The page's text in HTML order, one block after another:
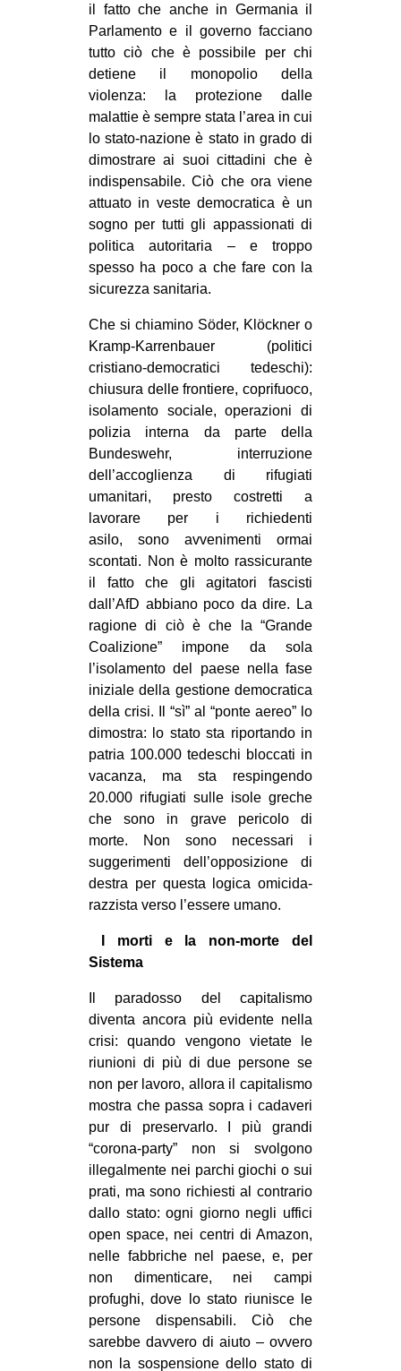
ARTE
CINEMA
MANIFESTI
MUSICA
RECENSIONI
INTERNAZIONALE
AFRICA
AMERICHE
EUROPA
MEDIO ORIENTE
MONDO
EVENTI
tw
bsky
ms
SEARCH
il fatto che anche in Germania il
Parlamento e il governo facciano
tutto ciò che è possibile per chi
detiene il monopolio della
violenza: la protezione dalle
malattie è sempre stata l’area in cui
lo stato-nazione è stato in grado di
dimostrare ai suoi cittadini che è
indispensabile. Ciò che ora viene
attuato in veste democratica è un
sogno per tutti gli appassionati di
politica autoritaria – e troppo
spesso ha poco a che fare con la
sicurezza sanitaria.
Che si chiamino Söder, Klöckner o
Kramp-Karrenbauer (politici
cristiano-democratici tedeschi):
chiusura delle frontiere, coprifuoco,
isolamento sociale, operazioni di
polizia interna da parte della
Bundeswehr, interruzione
dell’accoglienza di rifugiati
umanitari, presto costretti a
lavorare per i richiedenti
asilo, sono avvenimenti ormai
scontati. Non è molto rassicurante
il fatto che gli agitatori fascisti
dall’AfD abbiano poco da dire. La
ragione di ciò è che la “Grande
Coalizione” impone da sola
l’isolamento del paese nella fase
iniziale della gestione democratica
della crisi. Il “sì” al “ponte aereo” lo
dimostra: lo stato sta riportando in
patria 100.000 tedeschi bloccati in
vacanza, ma sta respingendo
20.000 rifugiati sulle isole greche
che sono in grave pericolo di
morte. Non sono necessari i
suggerimenti dell’opposizione di
destra per questa logica omicida-
razzista verso l’essere umano.
I morti e la non-morte del
Sistema
Il paradosso del capitalismo
diventa ancora più evidente nella
crisi: quando vengono vietate le
riunioni di più di due persone se
non per lavoro, allora il capitalismo
mostra che passa sopra i cadaveri
pur di preservarlo. I più grandi
“corona-party” non si svolgono
illegalmente nei parchi giochi o sui
prati, ma sono richiesti al contrario
dallo stato: ogni giorno negli uffici
open space, nei centri di Amazon,
nelle fabbriche nel paese, e, per
non dimenticare, nei campi
profughi, dove lo stato riunisce le
persone dispensabili. Ciò che
sarebbe davvero di aiuto – ovvero
non la sospensione dello stato di